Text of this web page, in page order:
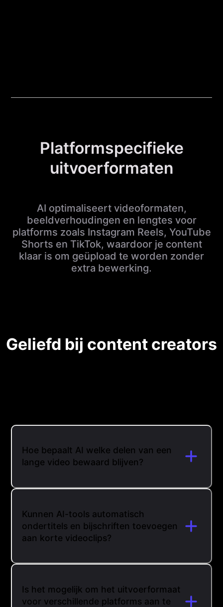
Platformspecifieke
uitvoerformaten
AI optimaliseert videoformaten,
beeldverhoudingen en lengtes voor
platforms zoals Instagram Reels, YouTube
Shorts en TikTok, waardoor je content
klaar is om geüpload te worden zonder
extra bewerking.
Geliefd bij content creators
Hoe bepaalt AI welke delen van een
lange video bewaard blijven?
Kunnen AI-tools automatisch
ondertitels en bijschriften toevoegen
aan korte videoclips?
Is het mogelijk om het uitvoerformaat
voor verschillende platforms aan te